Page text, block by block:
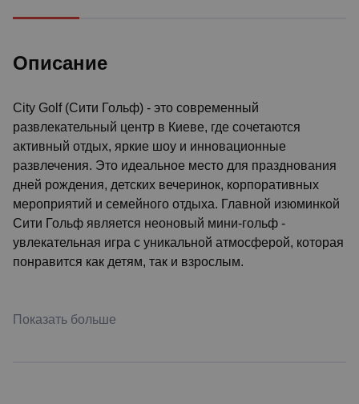
Описание
City Golf (Сити Гольф) - это современный
развлекательный центр в Киеве, где сочетаются
активный отдых, яркие шоу и инновационные
развлечения. Это идеальное место для празднования
дней рождения, детских вечеринок, корпоративных
мероприятий и семейного отдыха. Главной изюминкой
Сити Гольф является неоновый мини-гольф -
увлекательная игра с уникальной атмосферой, которая
понравится как детям, так и взрослым.
Показать больше